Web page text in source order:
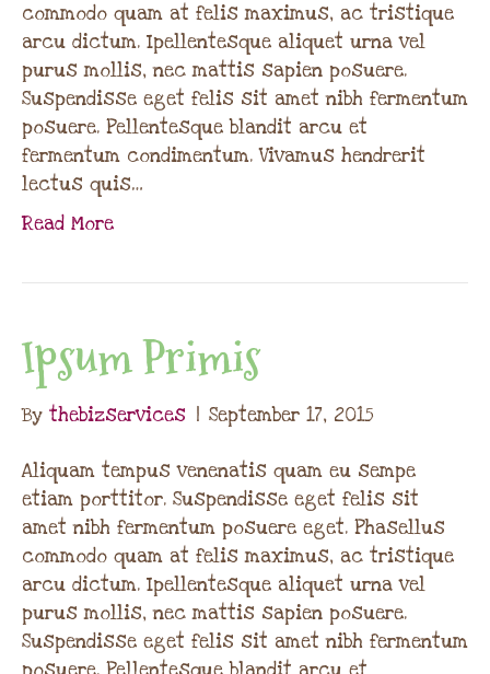
commodo quam at felis maximus, ac tristique
arcu dictum. Ipellentesque aliquet urna vel
purus mollis, nec mattis sapien posuere.
Suspendisse eget felis sit amet nibh fermentum
posuere. Pellentesque blandit arcu et
fermentum condimentum. Vivamus hendrerit
lectus quis…
Read More
Ipsum Primis
By thebizservices | September 17, 2015
Aliquam tempus venenatis quam eu sempe
etiam porttitor. Suspendisse eget felis sit
amet nibh fermentum posuere eget. Phasellus
commodo quam at felis maximus, ac tristique
arcu dictum. Ipellentesque aliquet urna vel
purus mollis, nec mattis sapien posuere.
Suspendisse eget felis sit amet nibh fermentum